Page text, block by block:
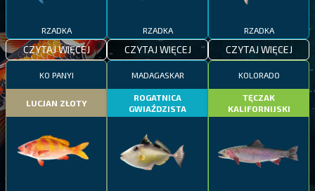
RZADKA
CZYTAJ WIĘCEJ
RZADKA
CZYTAJ WIĘCEJ
RZADKA
CZYTAJ WIĘCEJ
KO PANYI
LUCJAN ZŁOTY
MADAGASKAR
ROGATNICA
GWIAŹDZISTA
KOLORADO
TĘCZAK
KALIFORNIJSKI